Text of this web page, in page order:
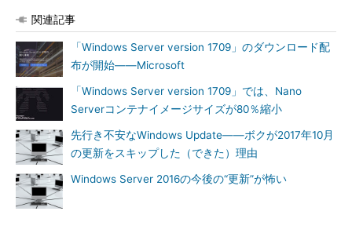
用すると、これらのSIDを簡単に確認することができます（
2）。
PsGetSid（Windows Sysinternals）
関連記事
「Windows Server version 1709」のダウンロード配
布が開始――Microsoft
「Windows Server version 1709」では、Nano
Serverコンテナイメージサイズが80％縮小
先行き不安なWindows Update――ボクが2017年10月
の更新をスキップした（できた）理由
Windows Server 2016の今後の“更新”が怖い